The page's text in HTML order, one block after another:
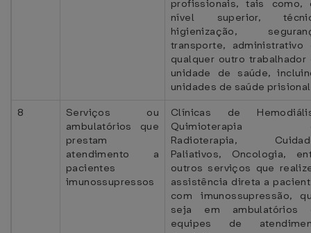
profissionais, tais como,
nível superior,
higienização,
transporte, administrativo
qualquer outro trabalhador
unidade de saúde,
unidades de saúde
8
Serviços ou
ambulatórios que
prestam
atendimento a
pacientes
imunossupressos
Clínicas de
Quimioterapia
Radioterapia,
Paliativos, Oncologia,
outros serviços que
assistência direta a
com imunossupressão,
seja em ambulatórios
equipes de